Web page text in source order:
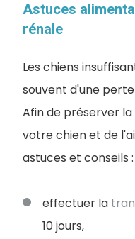
Astuces
rénale
Les chiens
souvent d'une
Afin de préserver
votre chien et de
astuces et conseils :
effectuer la
10 jours,